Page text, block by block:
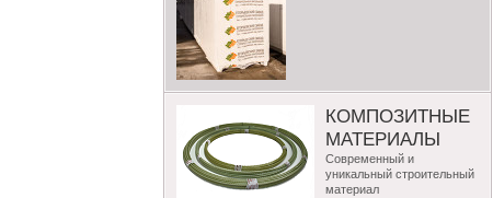
КОМПОЗИТНЫЕ
МАТЕРИАЛЫ
Современный и
уникальный строительный
материал